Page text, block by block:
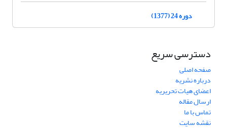
دوره 24 (1377)
دسترسی سریع
صفحه اصلی
درباره نشریه
اعضای هیات تحریریه
ارسال مقاله
تماس با ما
نقشه سایت